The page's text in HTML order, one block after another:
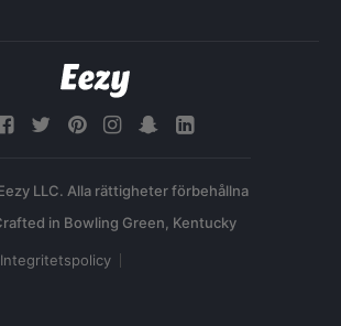
LLC. Alla rättigheter förbehållna
Integritetspolicy